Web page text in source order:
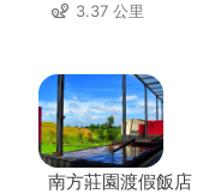
3.37 公里
南方莊園渡假飯店